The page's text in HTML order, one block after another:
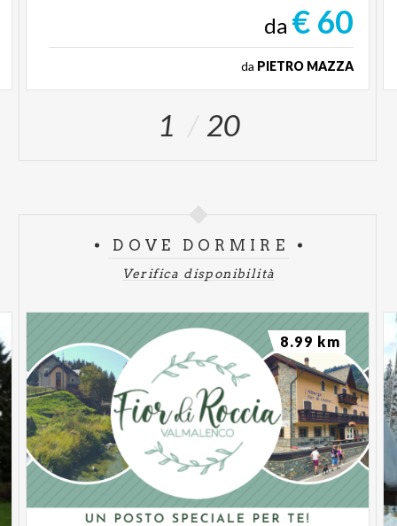
da € 60
da PIETRO MAZZA
1 20
DOVE DORMIRE
Verifica disponibilità
8.99 km